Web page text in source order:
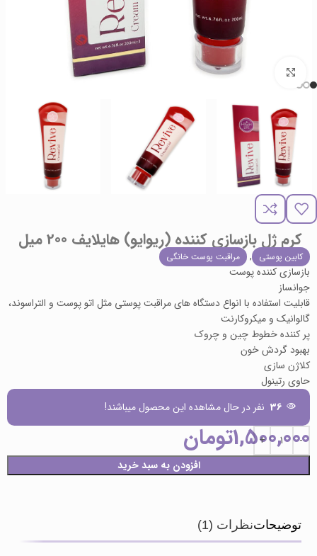
برای بزرگنمایی کلیک کنید
کرم ژل بازسازی کننده (ریوایو) هایلایف 200 میل
کابین پوستی , مراقبت پوست خانگی
بازسازی کننده پوست
جوانساز
قابلیت استفاده با انواع دستگاه های مراقبت پوستی مثل اتو پوست و التراسوند،
گالوانیک و میکروکارنت
پر کننده خطوط چین و چروک
بهبود گردش خون
کلاژن سازی
حاوی رتینول
36 نفر در حال مشاهده این محصول میباشند!
1,500,000تومان
افزودن به سبد خرید
توضیحاتنظرات (1)